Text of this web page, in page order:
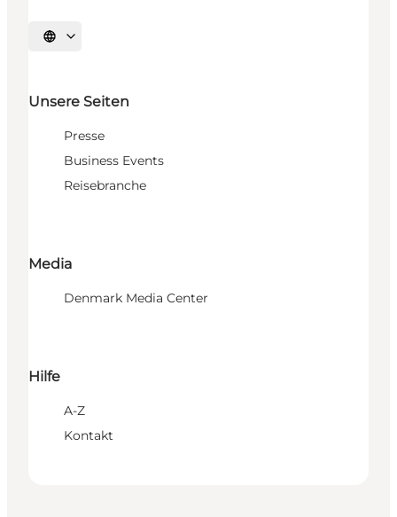
Sprache auswählen
Unsere Seiten
Presse
Business Events
Reisebranche
Media
Denmark Media Center
Hilfe
A-Z
Kontakt